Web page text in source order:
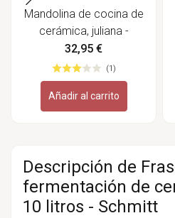
Mandolina de cocina de
cerámica, juliana -
Kyocera
32,95 €
(1)
Añadir al carrito
Descripción de
fermentación de
10 litros - Schmitt